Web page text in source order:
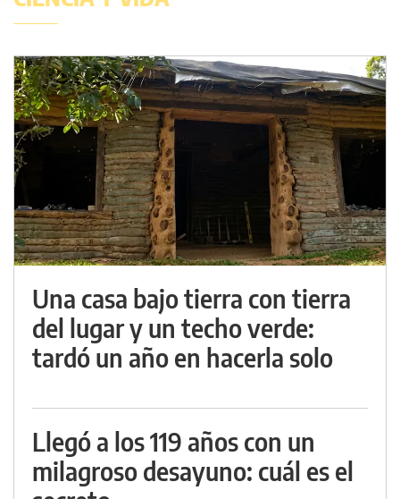
Una casa bajo tierra con tierra
del lugar y un techo verde:
tardó un año en hacerla solo
Llegó a los 119 años con un
milagroso desayuno: cuál es el